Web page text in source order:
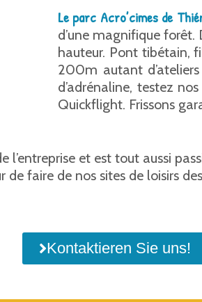
Le parc Acro’cimes de
d’une magnifique forêt.
hauteur. Pont tibétain,
200m autant
d’adrénaline, testez
Quickflight. Frissons
l’entreprise et est tout aussi
faire de nos sites de loisirs
Kontaktieren Sie uns!